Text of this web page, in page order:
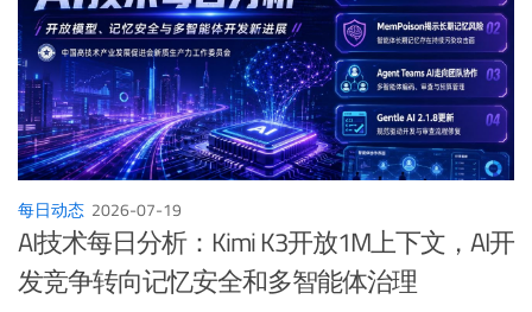
每日动态 2026-07-19
AI技术每日分析：Kimi K3开放1M上下文，AI开
发竞争转向记忆安全和多智能体治理